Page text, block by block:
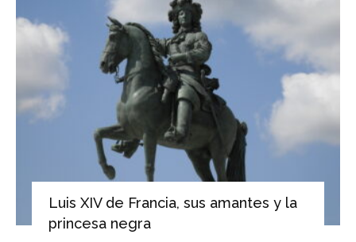
Luis XIV de Francia, sus amantes y la
princesa negra